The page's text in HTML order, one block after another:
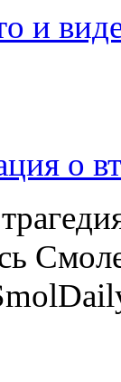
и
о